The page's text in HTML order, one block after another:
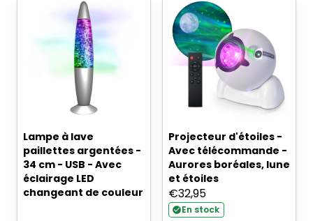
Lampe à lave
paillettes argentées -
34 cm - USB - Avec
éclairage LED
changeant de couleur
Projecteur d'étoiles -
Avec télécommande -
Aurores boréales, lune
et étoiles
€32,95
En stock